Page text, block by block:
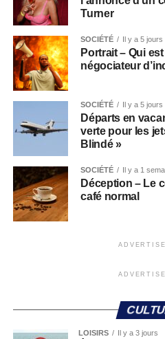
Turner
SOCIÉTÉ Il y a 5 jours
Portrait – Qui
négociateur
SOCIÉTÉ Il y a 5 jours
Départs en
verte pour les
Blindé »
SOCIÉTÉ Il y a 1
Déception – Le
café normal
LOISIRS Il y a 3 jours